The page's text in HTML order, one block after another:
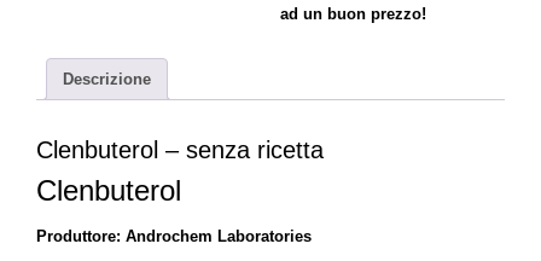
ad un buon prezzo!
Descrizione
Clenbuterol – senza ricetta
Clenbuterol
Produttore: Androchem Laboratories